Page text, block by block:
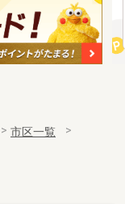
市区一覧